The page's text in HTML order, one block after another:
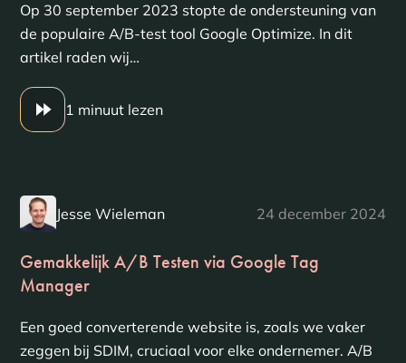
Op 30 september 2023 stopte de ondersteuning van
de populaire A/B-test tool Google Optimize. In dit
artikel raden wij…
1 minuut lezen
Jesse Wieleman 24 december 2024
Gemakkelijk A/B Testen via Google Tag
Manager
Een goed converterende website is, zoals we vaker
zeggen bij SDIM, cruciaal voor elke ondernemer. A/B